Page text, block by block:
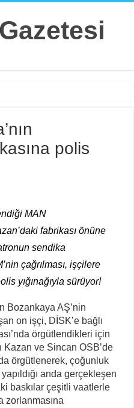
Türkiye’de Tutuklandı
Karşı Çıkıyor
Tarafından Bilinmelidir”
Strazburg’tan Cûdî’ye
2.0 Versiyonu
polis
MAN
fabrikası önüne
sendika
çağrılması, işçilere
yığınağıyla sürüyor!
Bozankaya AŞ’nin
on işçi, DİSK’e bağlı
örgütlendikleri için
Kazan ve Sincan OSB’de
örgütlenerek, çoğunluk
anda gerçekleşen
baskılar çeşitli vaatlerle
zorlanmasına